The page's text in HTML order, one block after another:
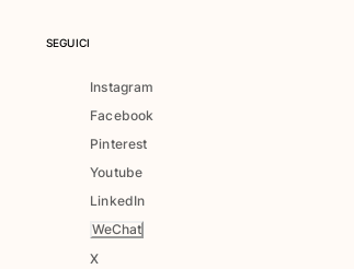
SEGUICI
Instagram
Facebook
Pinterest
Youtube
LinkedIn
WeChat
X